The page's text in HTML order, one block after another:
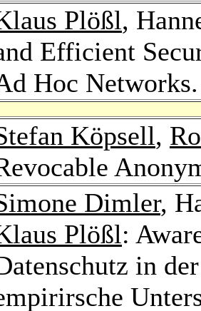
Plößl,
Efficient
Hoc
Köpsell,
Dimler,
Plößl:
in